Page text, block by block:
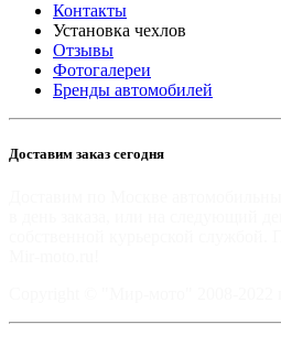
Контакты
Установка чехлов
Отзывы
Фотогалереи
Бренды автомобилей
Доставим заказ сегодня